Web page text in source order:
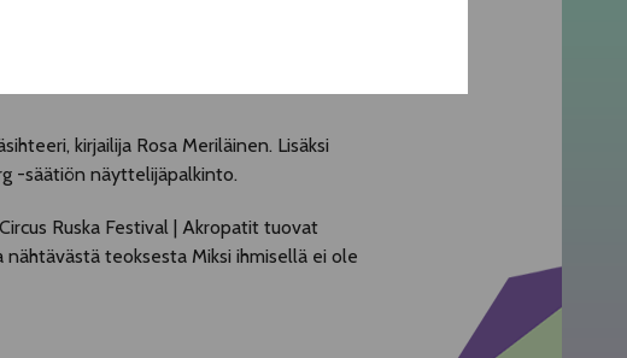
kirjailija Rosa Meriläinen. Lisäksi
-säätiön näyttelijäpalkinto.
Ruska Festival | Akropatit tuovat
teoksesta Miksi ihmisellä ei ole